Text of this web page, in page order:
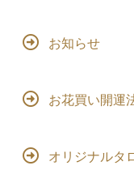
お知らせ
お花買い開運
オリジナルタ